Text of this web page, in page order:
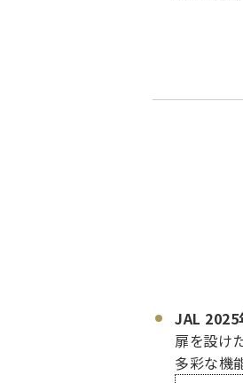
JAL 2025
扉を設け
多彩な機